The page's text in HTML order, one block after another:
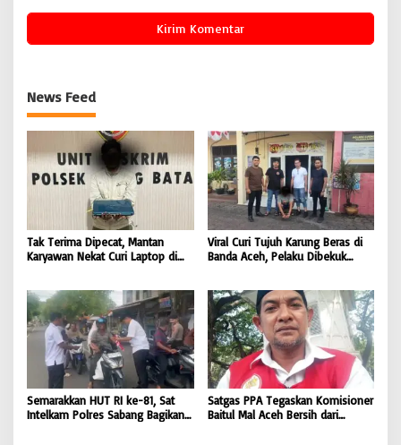
News Feed
Tak Terima Dipecat, Mantan
Karyawan Nekat Curi Laptop di
Viral Curi Tujuh Karung Beras di
Banda Aceh, Pelaku Dibekuk
Semarakkan HUT RI ke-81, Sat
Intelkam Polres Sabang Bagikan
Satgas PPA Tegaskan Komisioner
Baitul Mal Aceh Bersih dari